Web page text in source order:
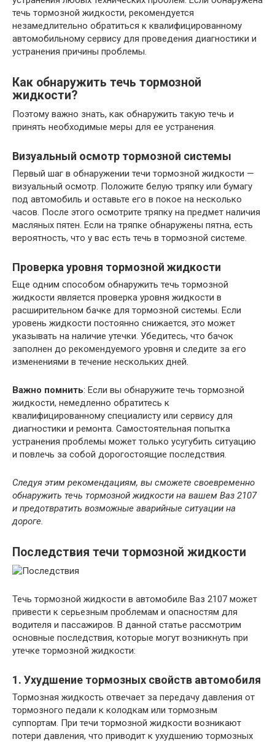
течь тормозной жидкости, рекомендуется
незамедлительно обратиться к квалифицированному
автомобильному сервису для проведения диагностики и
устранения причины проблемы.
Как обнаружить течь тормозной
жидкости?
Поэтому важно знать, как обнаружить такую течь и
принять необходимые меры для ее устранения.
Визуальный осмотр тормозной системы
Первый шаг в обнаружении течи тормозной жидкости —
визуальный осмотр. Положите белую тряпку или бумагу
под автомобиль и оставьте его в покое на несколько
часов. После этого осмотрите тряпку на предмет наличия
масляных пятен. Если на тряпке обнаружены пятна, есть
вероятность, что у вас есть течь в тормозной системе.
Проверка уровня тормозной жидкости
Еще одним способом обнаружить течь тормозной
жидкости является проверка уровня жидкости в
расширительном бачке для тормозной системы. Если
уровень жидкости постоянно снижается, это может
указывать на наличие утечки. Убедитесь, что бачок
заполнен до рекомендуемого уровня и следите за его
изменениями в течение нескольких дней.
Важно помнить: Если вы обнаружите течь тормозной
жидкости, немедленно обратитесь к
квалифицированному специалисту или сервису для
диагностики и ремонта. Самостоятельная попытка
устранения проблемы может только усугубить ситуацию
и повлечь за собой дорогостоящие последствия.
Следуя этим рекомендациям, вы сможете своевременно
обнаружить течь тормозной жидкости на вашем Ваз 2107
и предотвратить возможные аварийные ситуации на
дороге.
Последствия течи тормозной жидкости
Течь тормозной жидкости в автомобиле Ваз 2107 может
привести к серьезным проблемам и опасностям для
водителя и пассажиров. В данной статье рассмотрим
основные последствия, которые могут возникнуть при
утечке тормозной жидкости:
1. Ухудшение тормозных свойств автомобиля
Тормозная жидкость отвечает за передачу давления от
тормозного педали к колодкам или тормозным
суппортам. При течи тормозной жидкости возникают
потери давления, что приводит к ухудшению тормозных